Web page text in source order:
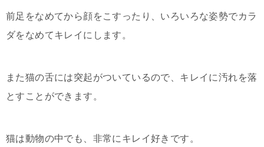
前足をなめてから顔をこすったり、いろいろな姿勢でカラ
ダをなめてキレイにします。
また猫の舌には突起がついているので、キレイに汚れを落
とすことができます。
猫は動物の中でも、非常にキレイ好きです。